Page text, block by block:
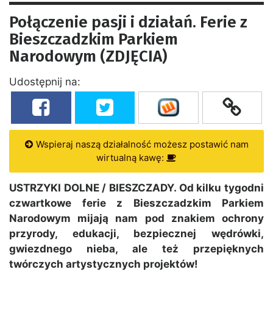
Połączenie pasji i działań. Ferie z
Bieszczadzkim Parkiem
Narodowym (ZDJĘCIA)
Udostępnij na:
Wspieraj naszą działalność możesz postawić nam
wirtualną kawę:
USTRZYKI DOLNE / BIESZCZADY. Od kilku tygodni
czwartkowe ferie z Bieszczadzkim Parkiem
Narodowym mijają nam pod znakiem ochrony
przyrody, edukacji, bezpiecznej wędrówki,
gwiezdnego nieba, ale też przepięknych
twórczych artystycznych projektów!